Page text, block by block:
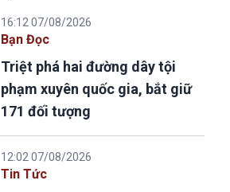
16:12 07/08/2026
Bạn Đọc
Triệt phá hai đường dây tội
phạm xuyên quốc gia, bắt giữ
171 đối tượng
12:02 07/08/2026
Tin Tức